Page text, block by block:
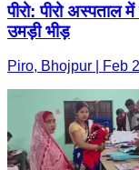
पीरो: पीरो
उमड़ी भीड़
Piro, Bhojpur | Feb